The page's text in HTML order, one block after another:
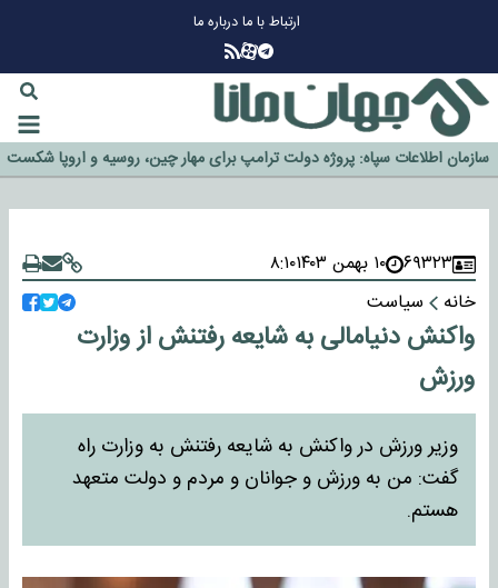
ارتباط با مادرباره ما
گزینه جدایی اوسمار روی میز مدیران پرسپولیس
آیا رئیس جمهور آمریکا قانون را دور می‌زند؟
اخراج رسمی چهره نامدار از پرسپولیس
سازمان اطلاعات سپاه: پروژه دولت ترامپ برای مهار چین، روسیه و اروپا شکست
خورد
۶۹۳۲۳ ۱۰ بهمن ۱۴۰۳
۸:۱۰
خانه
سیاست
واکنش دنیامالی به شایعه رفتنش از وزارت
ورزش
وزیر ورزش در واکنش به شایعه رفتنش به وزارت راه
گفت: من به ورزش و جوانان و مردم و دولت متعهد
هستم.